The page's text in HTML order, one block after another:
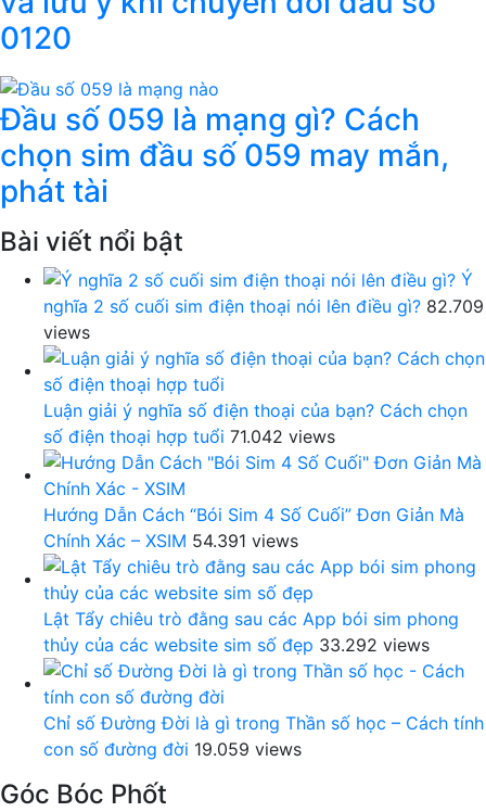
0120
Đầu số 059 là mạng gì? Cách
chọn sim đầu số 059 may mắn,
phát tài
Bài viết nổi bật
Ý
nghĩa 2 số cuối sim điện thoại nói lên điều gì? 82.709
views
Luận giải ý nghĩa số điện thoại của bạn? Cách chọn
số điện thoại hợp tuổi 71.042 views
Hướng Dẫn Cách “Bói Sim 4 Số Cuối” Đơn Giản Mà
Chính Xác – XSIM 54.391 views
Lật Tẩy chiêu trò đằng sau các App bói sim phong
thủy của các website sim số đẹp 33.292 views
Chỉ số Đường Đời là gì trong Thần số học – Cách tính
con số đường đời 19.059 views
Góc Bóc Phốt